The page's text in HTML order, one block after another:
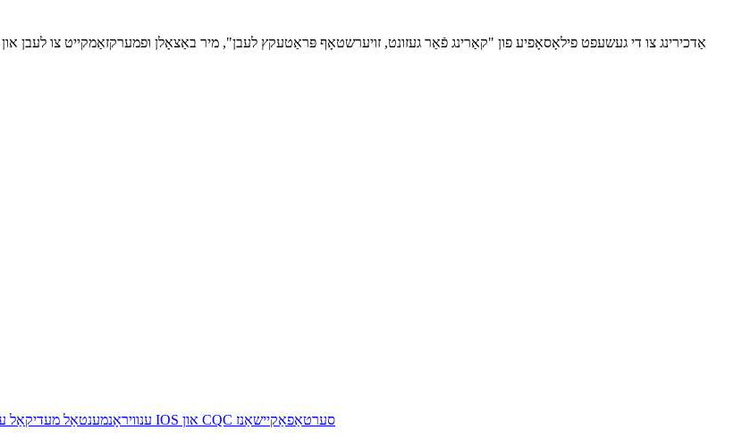
אַדכירינג צו די געשעפט פילאָסאָפיע פון ​​"קאַרינג פֿאַר געזונט, זויערשטאָף פּראַטעקץ לעבן", מיר באַצאָלן ופמערקזאַמקייט צו לעבן און